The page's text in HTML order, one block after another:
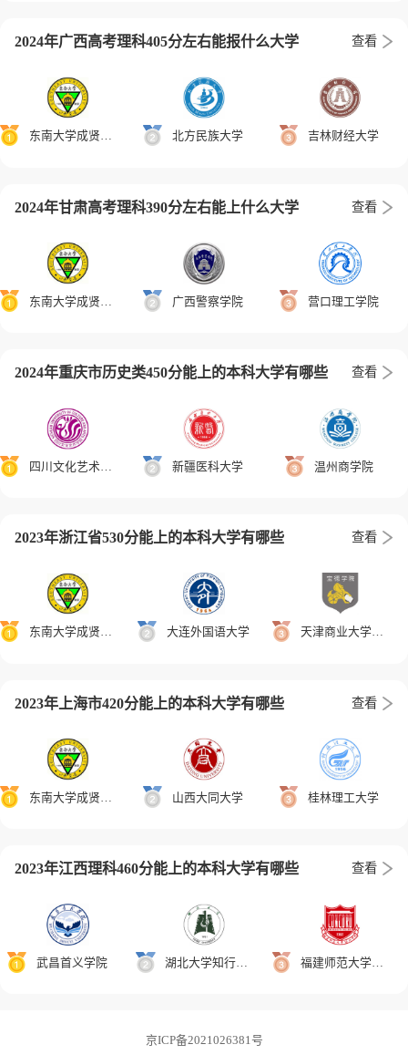
2024年广西高考理科405分左右能报什么大学 查看
东南大学成贤学院 北方民族大学 吉林财经大学
2024年甘肃高考理科390分左右能上什么大学 查看
东南大学成贤学院 广西警察学院 营口理工学院
2024年重庆市历史类450分能上的本科大学有哪些 查看
四川文化艺术学院 新疆医科大学 温州商学院
2023年浙江省530分能上的本科大学有哪些 查看
东南大学成贤学院 大连外国语大学 天津商业大学宝德学院
2023年上海市420分能上的本科大学有哪些 查看
东南大学成贤学院 山西大同大学 桂林理工大学
2023年江西理科460分能上的本科大学有哪些 查看
武昌首义学院 湖北大学知行学院 福建师范大学协和学院
京ICP备2021026381号